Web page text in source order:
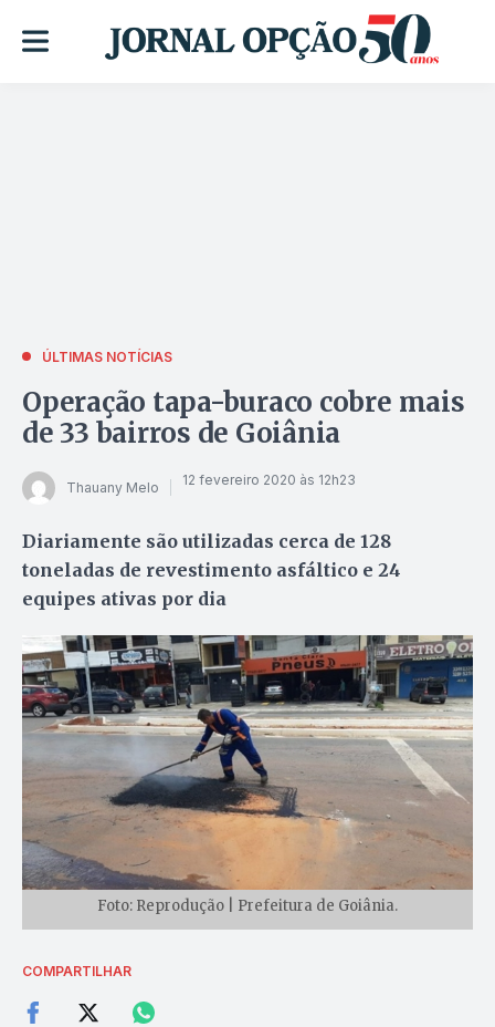
ÚLTIMAS NOTÍCIAS
Operação tapa-buraco cobre mais
de 33 bairros de Goiânia
Thauany Melo 12 fevereiro 2020 às 12h23
Diariamente são utilizadas cerca de 128
toneladas de revestimento asfáltico e 24
equipes ativas por dia
Foto: Reprodução | Prefeitura de Goiânia.
COMPARTILHAR